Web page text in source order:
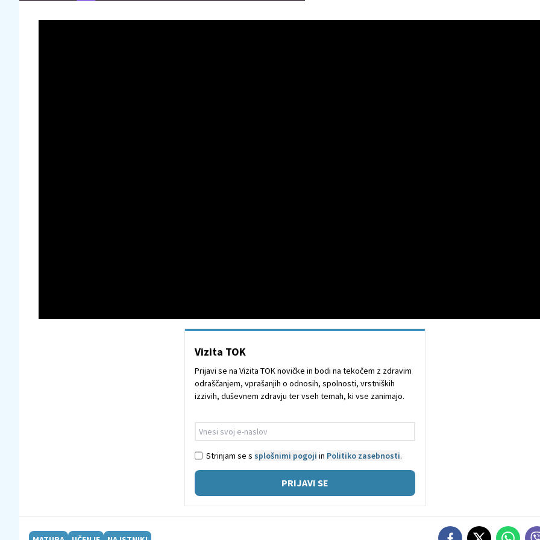
Vizita TOK
Prijavi se na Vizita TOK novičke in bodi na tekočem z zdravim
odraščanjem, vprašanjih o odnosih, spolnosti, vrstniških
izzivih, duševnem zdravju ter vseh temah, ki vse zanimajo.
Strinjam se s splošnimi pogoji in Politiko zasebnosti.
PRIJAVI SE